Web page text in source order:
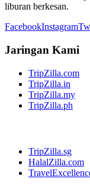
liburan berkesan.
FacebookInstagram
Jaringan Kami
TripZilla.com
TripZilla.in
TripZilla.my
TripZilla.ph
TripZilla.sg
HalalZilla.com